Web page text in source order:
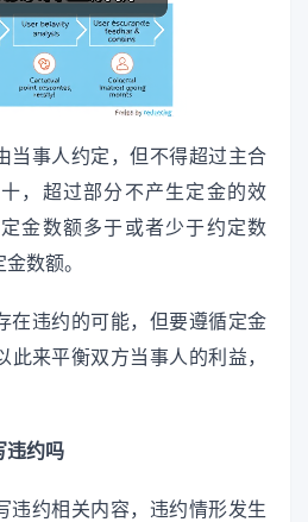
当事人约定，但不得超过主合
，超过部分不产生定金的效
金数额多于或者少于约定数
数额。
在违约的可能，但要遵循定金
此来平衡双方当事人的利益，
违约吗
违约相关内容，违约情形发生